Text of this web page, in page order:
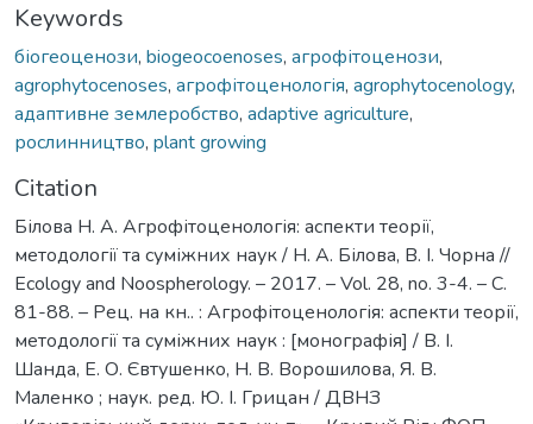
Keywords
біогеоценози, biogeocoenoses, агрофітоценози,
agrophytocenoses, агрофітоценологія, agrophytocenology,
адаптивне землеробство, adaptive agriculture,
рослинництво, plant growing
Citation
Білова Н. А. Агрофітоценологія: аспекти теорії,
методології та суміжних наук / Н. А. Білова, В. І. Чорна //
Ecology and Noospherology. – 2017. – Vol. 28, no. 3-4. – С.
81-88. – Рец. на кн.. : Агрофітоценологія: аспекти теорії,
методології та суміжних наук : [монографія] / В. І.
Шанда, Е. О. Євтушенко, Н. В. Ворошилова, Я. В.
Маленко ; наук. ред. Ю. І. Грицан / ДВНЗ